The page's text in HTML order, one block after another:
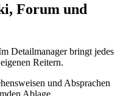
Forum und
Detailmanager bringt jedes
Reitern.
und Absprachen
Ablage.